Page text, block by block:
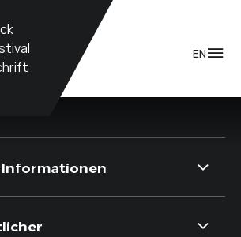
EN
TRAILRUN FESTIVAL
Informationen